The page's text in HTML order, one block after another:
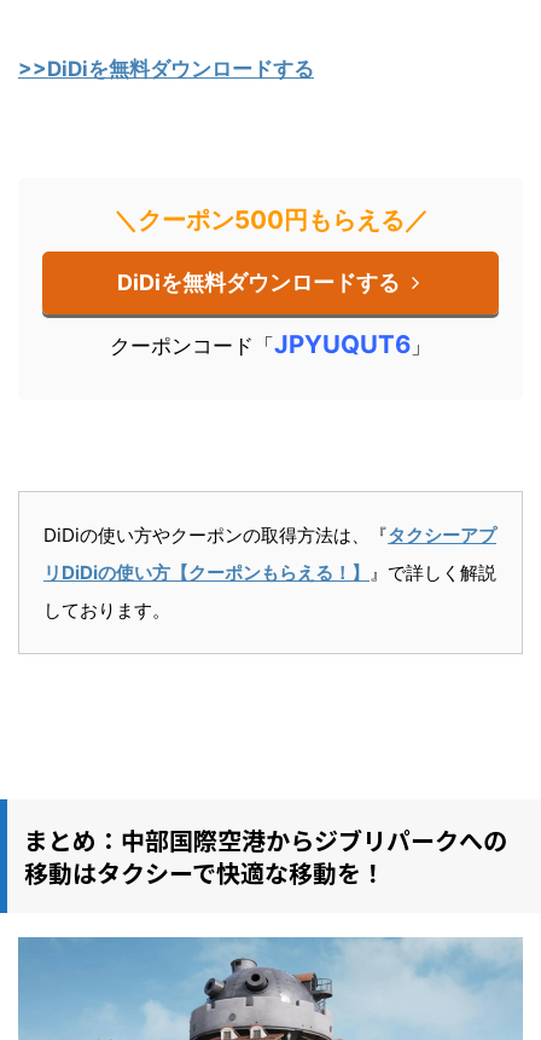
>>DiDiを無料ダウンロードする
＼クーポン500円もらえる／
DiDiを無料ダウンロードする
クーポンコード「 JPYUQUT6 」
DiDiの使い方やクーポンの取得方法は、『タクシーアプ
リDiDiの使い方【クーポンもらえる！】
』で詳しく解説
しております。
まとめ：中部国際空港からジブリパークへの
移動はタクシーで快適な移動を！